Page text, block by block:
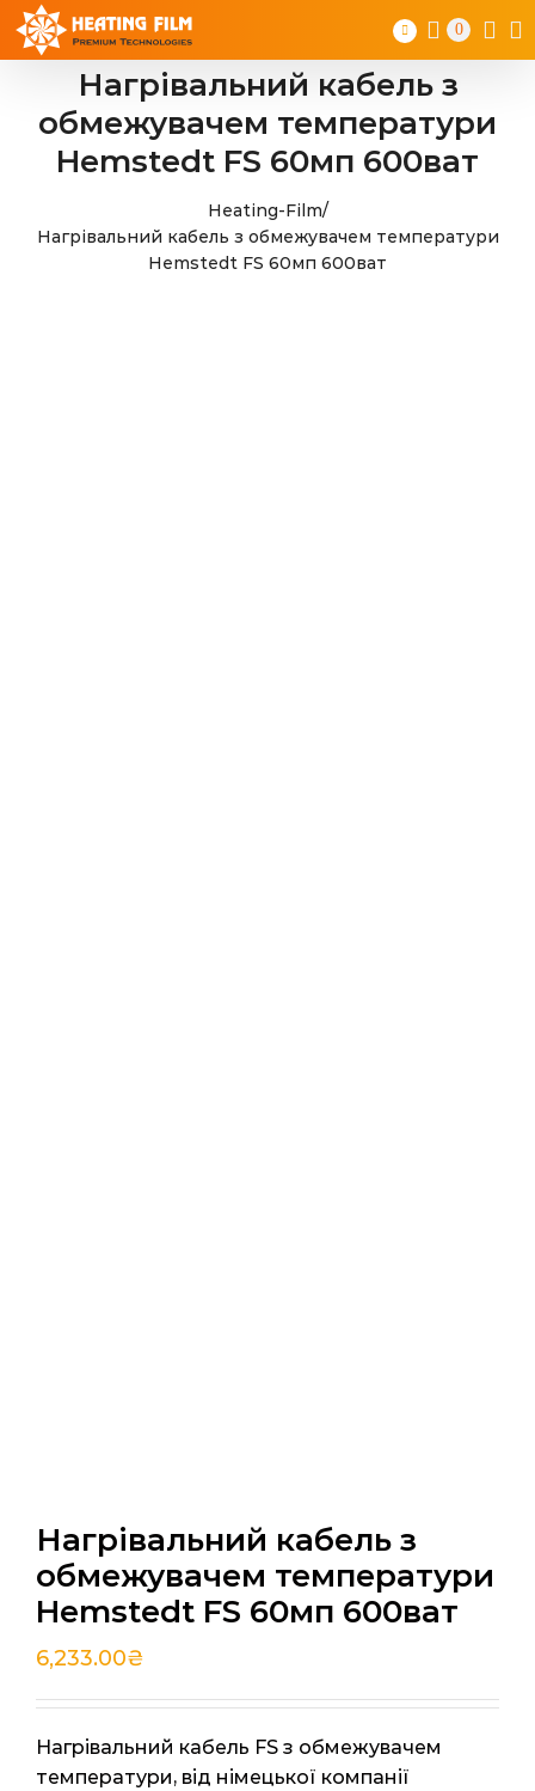
Skip
0
Нагрівальний кабель з
обмежувачем температури
Hemstedt FS 60мп 600ват
Heating-Film/
Нагрівальний кабель з обмежувачем температури
Hemstedt FS 60мп 600ват
Нагрівальний кабель з
обмежувачем температури
Hemstedt FS 60мп 600ват
6,233.00₴
Нагрівальний кабель FS з обмежувачем
температури, від німецької компанії